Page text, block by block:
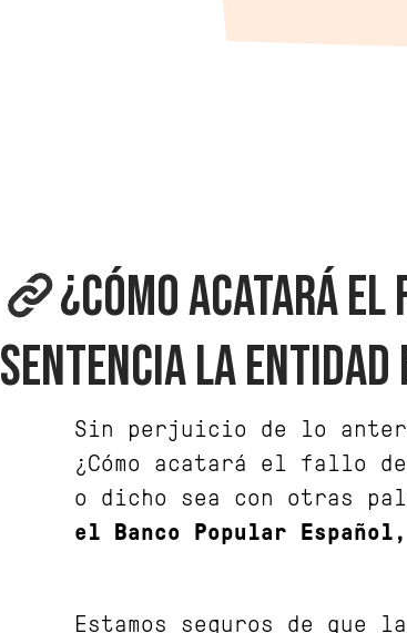
¿CÓMO ACATARÁ EL
SENTENCIA LA
Sin perjuicio de lo
¿Cómo acatará el fallo
o dicho sea con otras
el Banco Popular
Estamos seguros de